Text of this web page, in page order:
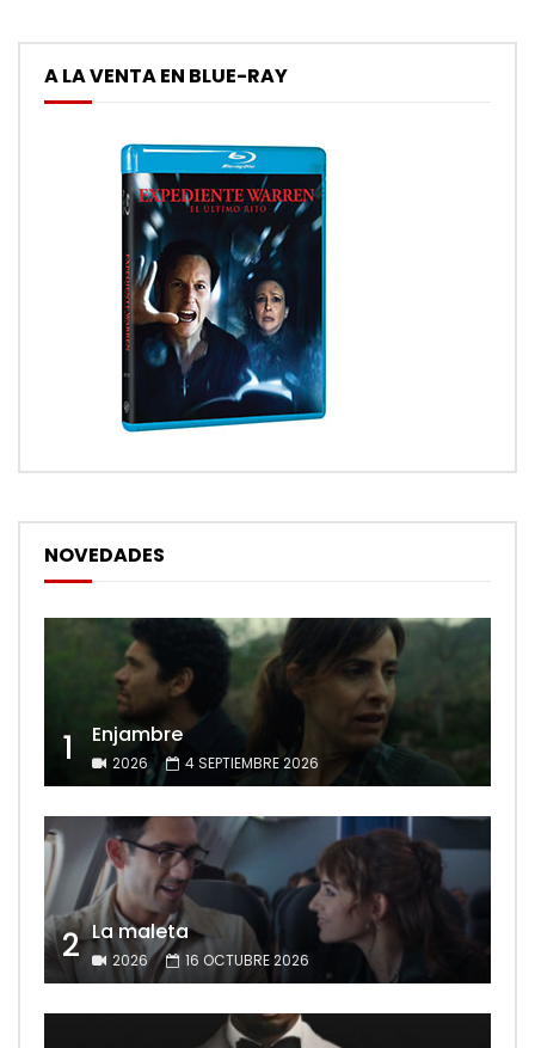
A LA VENTA EN BLUE-RAY
NOVEDADES
1 Enjambre
2026 4 SEPTIEMBRE 2026
2 La maleta
2026 16 OCTUBRE 2026